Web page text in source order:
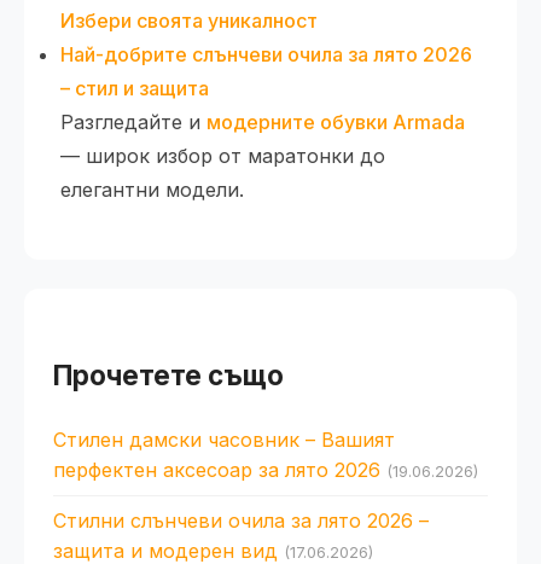
Избери своята уникалност
Най-добрите слънчеви очила за лято 2026
– стил и защита
Разгледайте и модерните обувки Armada
— широк избор от маратонки до
елегантни модели.
Прочетете също
Стилен дамски часовник – Вашият
перфектен аксесоар за лято 2026 (19.06.2026)
Стилни слънчеви очила за лято 2026 –
защита и модерен вид (17.06.2026)